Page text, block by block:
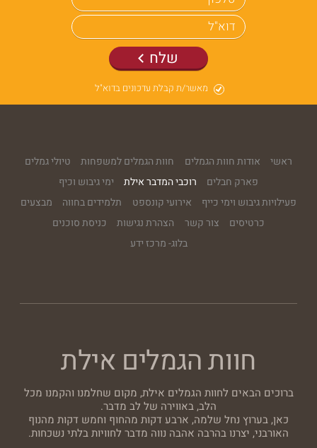
מאשר/ת קבלת עדכונים בדוא"ל
שלח
ראשי אודות חוות הגמלים חוות הגמלים למשפחות
טיולי גמלים
פארק חבלים
רוכבי המדבר אילת
ימי גיבוש וכיף
פעילויות גיבוש וימי כייף
אירועי קונספט תלמידים בחווה
מבצעים
כרטיסים
צור קשר הצהרת נגישות
כניסת סוכנים
בלוג- מרכז ידע
חוות הגמלים אילת
ברוכים הבאים לחוות הגמלים אילת, מקום שחלמנו והקמנו מכל
הלב, באווירה של לב מדבר.
כאן, בערוץ נחל שלמה, ארבע דקות מהחוף וחמש דקות מהנוף
האורבני, יצרנו בהרבה אהבה נווה מדבר לחוויות בלתי נשכחות.